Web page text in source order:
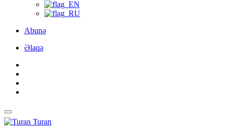
Abunə
Əlaqə
Turan